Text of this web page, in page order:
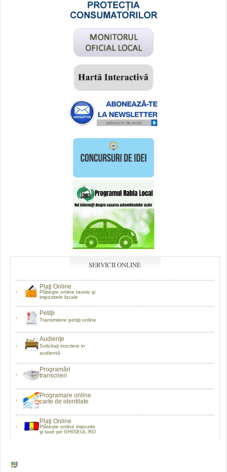
SERVICII ONLINE
Plaţi Online
Plăteşte online taxele şi
impozitele locale
Petiţii
Transmitere petiţii online
Audienţe
Solicitaţi inscriere in
audientă
Programări
transcrieri
Programare online
carte de identitate
Plaţi Online
Plătește online impozite
şi taxe pe GHISEUL.RO